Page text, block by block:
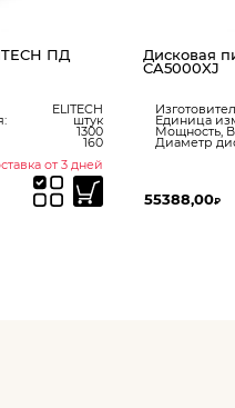
ПД
ELITECH
штук
1300
160
от 3 дней
Дисковая
CA5000XJ
Единица
Мощность,
Диаметр
55388,00₽